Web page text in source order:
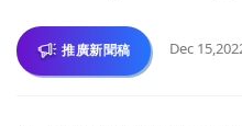
推廣新聞稿 Dec